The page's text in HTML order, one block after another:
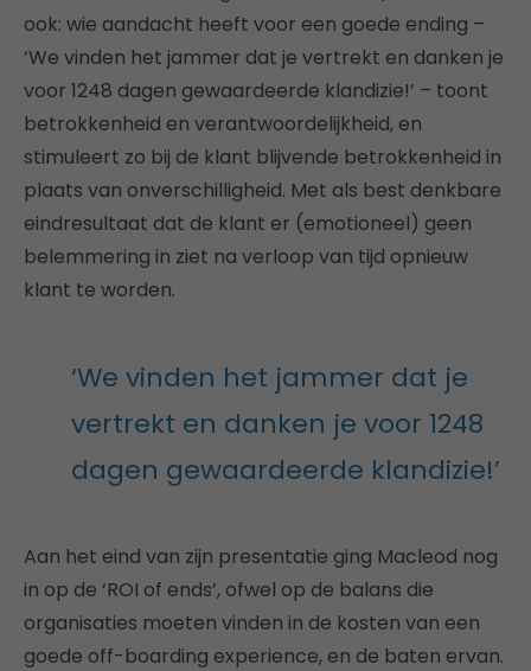
ook: wie aandacht heeft voor een goede ending –
‘We vinden het jammer dat je vertrekt en danken je
voor 1248 dagen gewaardeerde klandizie!’ – toont
betrokkenheid en verantwoordelijkheid, en
stimuleert zo bij de klant blijvende betrokkenheid in
plaats van onverschilligheid. Met als best denkbare
eindresultaat dat de klant er (emotioneel) geen
belemmering in ziet na verloop van tijd opnieuw
klant te worden.
‘We vinden het jammer dat je
vertrekt en danken je voor 1248
dagen gewaardeerde klandizie!’
Aan het eind van zijn presentatie ging Macleod nog
in op de ‘ROI of ends’, ofwel op de balans die
organisaties moeten vinden in de kosten van een
goede off-boarding experience, en de baten ervan.